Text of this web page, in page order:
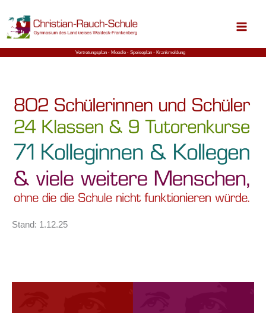
Inhalt
springen
Vertretungsplan ⋅ Moodle ⋅ Speiseplan ⋅ Krankmeldung
Stand: 1.12.25